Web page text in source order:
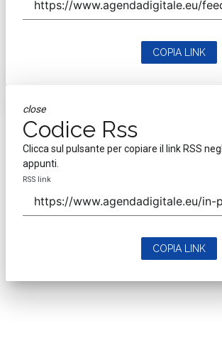
COPIA LINK
close
Codice Rss
Clicca sul pulsante per copiare il link RSS
appunti.
RSS link
COPIA LINK